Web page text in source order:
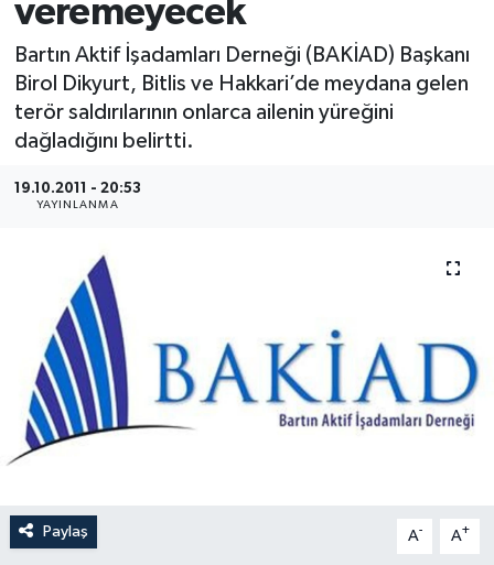
veremeyecek
Bartın Aktif İşadamları Derneği (BAKİAD) Başkanı
Birol Dikyurt, Bitlis ve Hakkari’de meydana gelen
terör saldırılarının onlarca ailenin yüreğini
dağladığını belirtti.
19.10.2011 - 20:53
YAYINLANMA
Paylaş A- A+
Sağlık
Sinema
Sivil Toplum
Siyaset
Spor
Tarım
Turizm
Yerel Yönetimler